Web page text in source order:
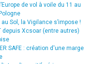
de vol à voile du 11 au
Sol, la Vigilance s’impose !
depuis Xcsoar (entre autres)
SAFE : création d'une marge